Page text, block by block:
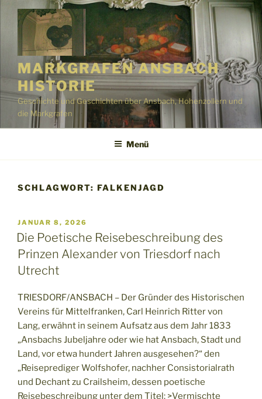
Zum
Inhalt
springen
MARKGRAFEN ANSBACH
HISTORIE
Geschichte und Geschichten über Ansbach, Hohenzollern und
die Markgrafen
Menü
SCHLAGWORT: FALKENJAGD
VERÖFFENTLICHT
AM
JANUAR 8, 2026
Die Poetische Reisebeschreibung des
Prinzen Alexander von Triesdorf nach
Utrecht
TRIESDORF/ANSBACH – Der Gründer des Historischen
Vereins für Mittelfranken, Carl Heinrich Ritter von
Lang, erwähnt in seinem Aufsatz aus dem Jahr 1833
„Ansbachs Jubeljahre oder wie hat Ansbach, Stadt und
Land, vor etwa hundert Jahren ausgesehen?“ den
„Reiseprediger Wolfshofer, nachher Consistorialrath
und Dechant zu Crailsheim, dessen poetische
Reisebeschreibung unter dem Titel: >Vermischte